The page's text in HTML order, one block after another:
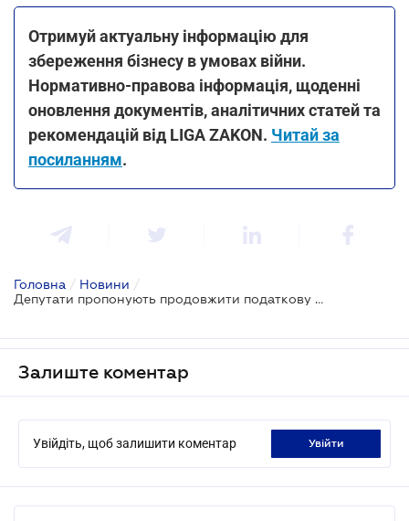
Отримуй актуальну інформацію для
збереження бізнесу в умовах війни.
Нормативно-правова інформація, щоденні
оновлення документів, аналітичних статей та
рекомендацій від LIGA ZAKON. Читай за
посиланням.
Головна / Новини /
Депутати пропонують продовжити податкову амністію
Залиште коментар
Увійдіть, щоб залишити коментар увійти